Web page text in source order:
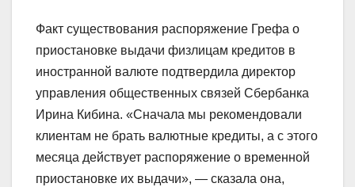
Факт существования распоряжение Грефа о
приостановке выдачи физлицам кредитов в
иностранной валюте подтвердила директор
управления общественных связей Сбербанка
Ирина Кибина. «Сначала мы рекомендовали
клиентам не брать валютные кредиты, а с этого
месяца действует распоряжение о временной
приостановке их выдачи», — сказала она,